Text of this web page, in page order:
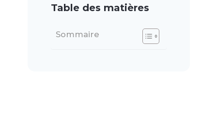
Table des matières
Sommaire